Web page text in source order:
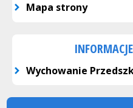
Mapa strony
Wychowanie